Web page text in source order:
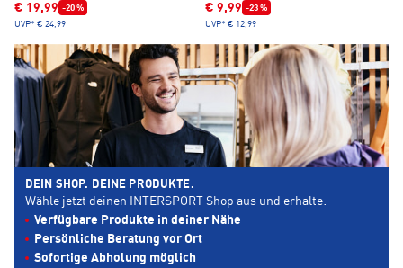
€ 19,99 -20 %
UVP* € 24,99
€ 9,99 -23 %
UVP* € 12,99
DEIN SHOP. DEINE PRODUKTE.
Wähle jetzt deinen INTERSPORT Shop aus und erhalte:
Verfügbare Produkte in deiner Nähe
Persönliche Beratung vor Ort
Sofortige Abholung möglich